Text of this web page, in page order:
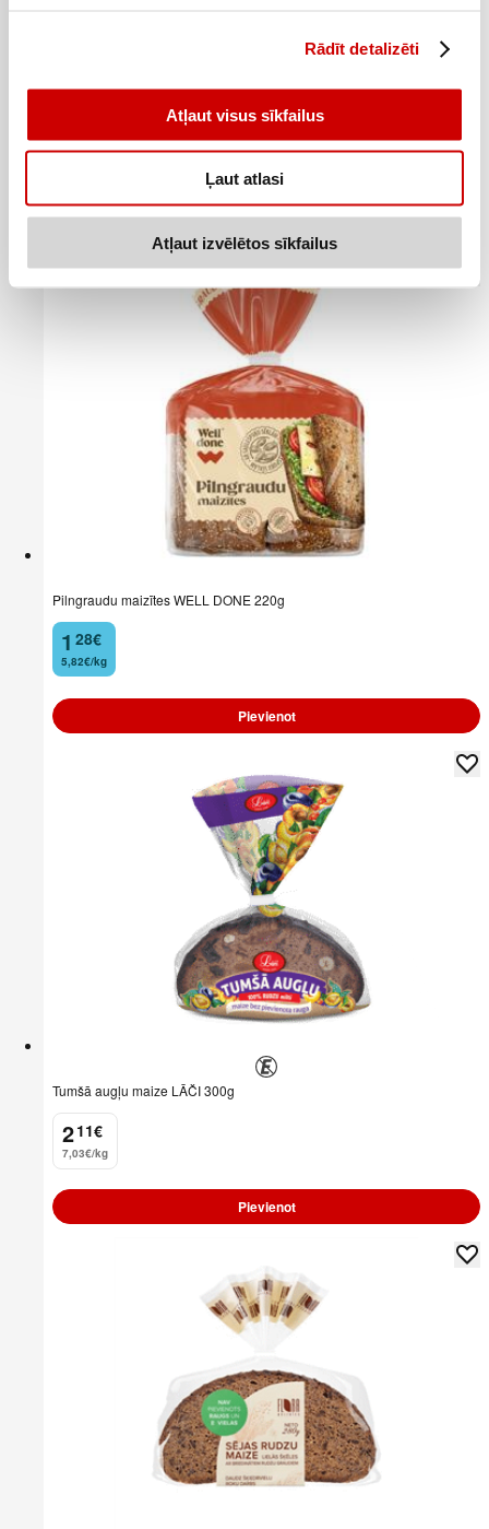
Rādīt detalizēti
Atļaut visus sīkfailus
Ļaut atlasi
Atļaut izvēlētos sīkfailus
Pilngraudu rudzu rikas HANZAS MAIZNĪCA 360g
1
. 47€
Pilngraudu maizītes WELL DONE 220g
1
. 28€
5,82€/kg
Pievienot
Tumšā augļu maize LĀČI 300g
2
. 11€
7,03€/kg
Pievienot